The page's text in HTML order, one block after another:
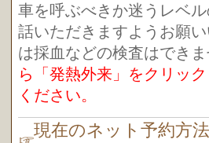
車を呼ぶべきか迷うレベ
話いただきますようお願
は採血などの検査はできま
ら「発熱外来」をクリッ
ください。
現在のネット予約方